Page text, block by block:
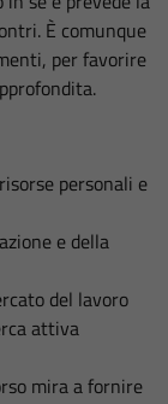
È comunque
per favorire
personali e
e della
del lavoro
attiva
mira a fornire